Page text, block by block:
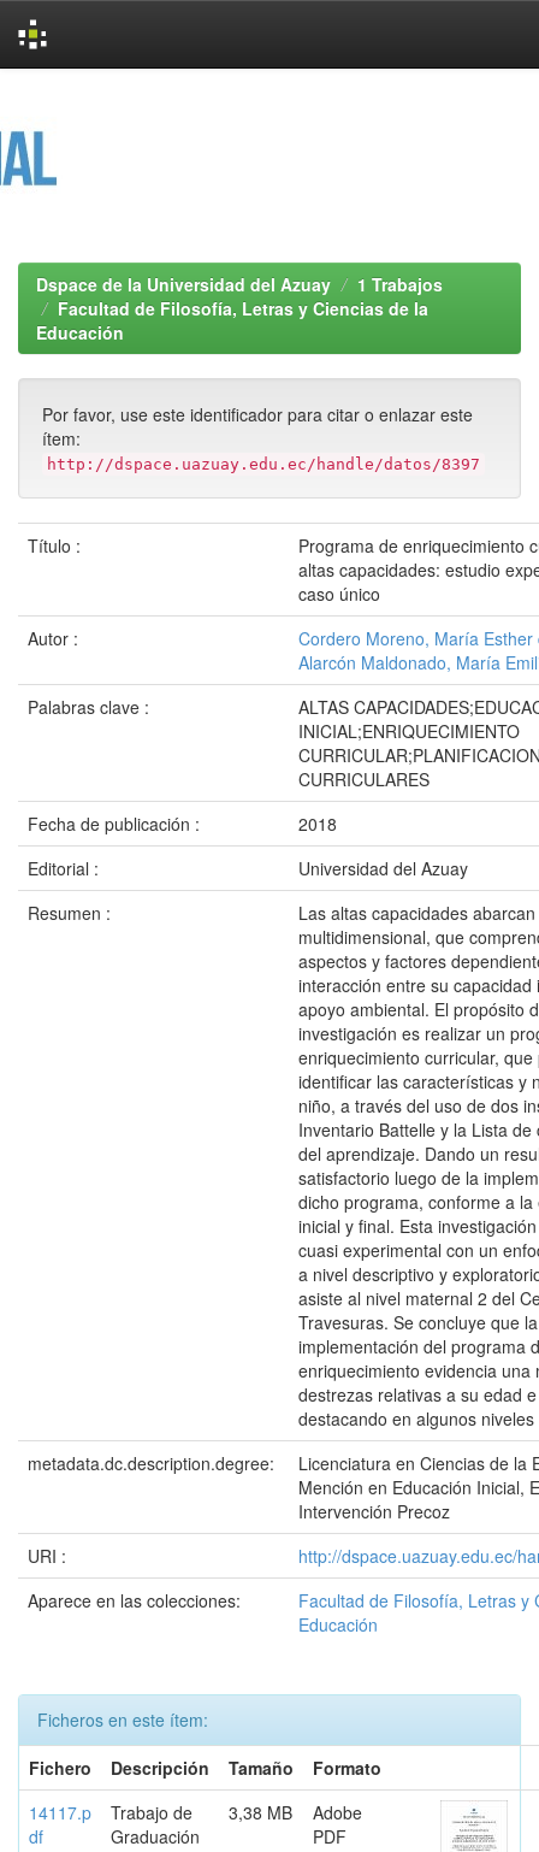
Dspace de la Universidad del Azuay
1 Trabajos
Facultad de Filosofía, Letras y Ciencias de la
Educación
Por favor, use este identificador para citar o enlazar este
ítem:
http://dspace.uazuay.edu.ec/handle/datos/8397
Título :
Programa de enriquecimiento
altas capacidades: estudio
caso único
Autor :
Cordero Moreno, María Esther
Alarcón Maldonado, María
Palabras clave :
ALTAS
INICIAL;ENRIQUECIMIENTO
CURRICULARES
Fecha de publicación :
2018
Editorial :
Universidad del Azuay
Resumen :
Las altas capacidades
multidimensional, que
aspectos y factores
interacción entre su capacidad
apoyo ambiental. El propósito
investigación es realizar un
enriquecimiento curricular, que
identificar las características y
niño, a través del uso de dos
Inventario Battelle y la Lista
del aprendizaje. Dando un
satisfactorio luego de la
dicho programa, conforme a la
inicial y final. Esta
cuasi experimental con un
a nivel descriptivo y
asiste al nivel maternal 2 del
Travesuras. Se concluye que la
implementación del programa
enriquecimiento evidencia una
destrezas relativas a su edad
destacando en algunos
metadata.dc.description.degree:
Licenciatura en Ciencias de la
Mención en Educación Inicial,
Intervención Precoz
URI :
http://dspace.uazuay.edu.ec/
Aparece en las colecciones:
Facultad de Filosofía, Letras y
Educación
Ficheros en este ítem:
Fichero
Descripción Tamaño
Formato
14117.p
df
Trabajo de
Graduación
3,38 MB
Adobe
PDF